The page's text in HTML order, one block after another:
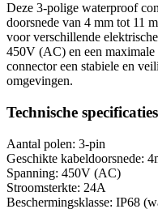
Deze 3-polige waterproof
doorsnede van 4 mm tot 11
voor verschillende
450V (AC) en een
connector een stabiele en
omgevingen.
Technische specificaties
Aantal polen: 3-pin
Geschikte kabeldoorsnede:
Spanning: 450V (AC)
Stroomsterkte: 24A
Beschermingsklasse: IP68